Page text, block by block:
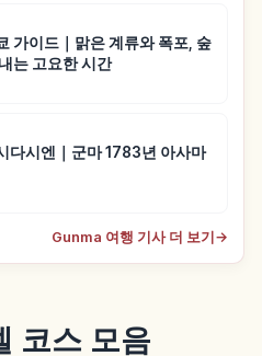
가이드｜맑은 계류와 폭포, 숲
는 고요한 시간
다시엔｜군마 1783년 아사마
Gunma 여행 기사 더 보기 →
코스 모음